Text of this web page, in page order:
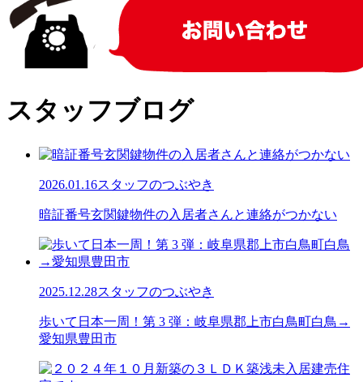
スタッフブログ
2026.01.16スタッフのつぶやき
暗証番号玄関鍵物件の入居者さんと連絡がつかない
2025.12.28スタッフのつぶやき
歩いて日本一周！第 3 弾：岐阜県郡上市白鳥町白鳥→
愛知県豊田市